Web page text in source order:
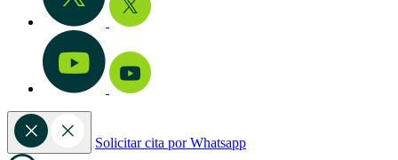
Solicitar cita por Whatsapp